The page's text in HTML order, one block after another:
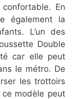
En
également la
L’un des
Double
car elle peut
le métro. De
les trottoirs
modèle peut